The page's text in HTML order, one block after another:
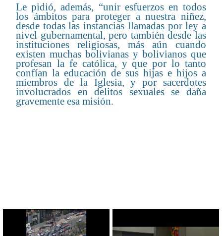
Le pidió, además, “unir esfuerzos en todos
los ámbitos para proteger a nuestra niñez,
desde todas las instancias llamadas por ley a
nivel gubernamental, pero también desde las
instituciones religiosas, más aún cuando
existen muchas bolivianas y bolivianos que
profesan la fe católica, y que por lo tanto
confían la educación de sus hijas e hijos a
miembros de la Iglesia, y por sacerdotes
involucrados en delitos sexuales se daña
gravemente esa misión.